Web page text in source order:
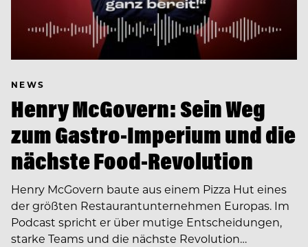
NEWS
Henry McGovern: Sein Weg
zum Gastro-Imperium und die
nächste Food-Revolution
Henry McGovern baute aus einem Pizza Hut eines
der größten Restaurantunternehmen Europas. Im
Podcast spricht er über mutige Entscheidungen,
starke Teams und die nächste Revolution…